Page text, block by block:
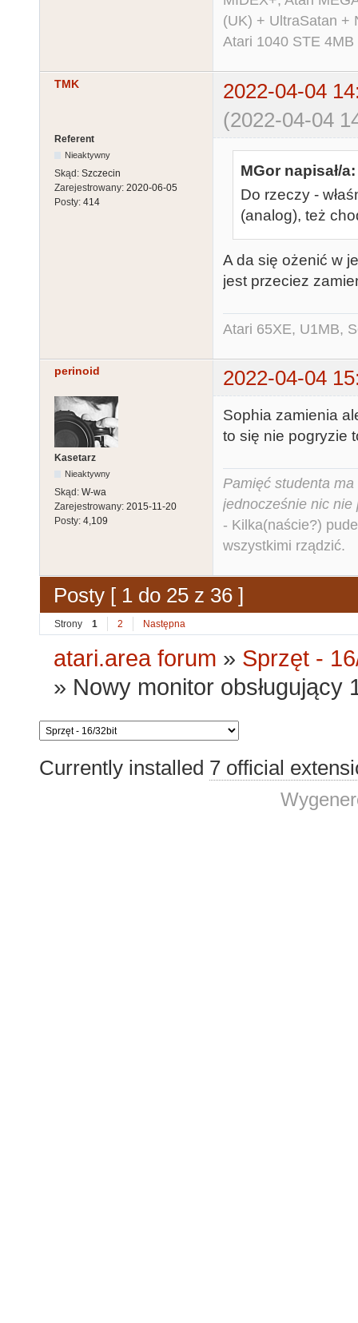
(UK) + UltraSatan +
Atari 1040 STE
TMK
2022-04-04
(2022-04-04
Referent
Nieaktywny
Skąd: Szczecin
Zarejestrowany: 2020-06-05
Posty: 414
MGor napisał/a:
Do rzeczy -
(analog), też
A da się ożenić w
jest przeciez
Atari 65XE, U1MB,
perinoid 2022-04-04
Kasetarz
Nieaktywny
Skąd: W-wa
Zarejestrowany: 2015-11-20
Posty: 4,109
Sophia zamienia
to się nie pogryzie
Pamięć studenta
jednocześnie nic nie
- Kilka(naście?)
wszystkimi rządzić.
Posty [ 1 do 25 z 36 ]
Strony 1 2 Następna
atari.area forum » Sprzęt -
» Nowy monitor obsługujący
Currently installed 7 official